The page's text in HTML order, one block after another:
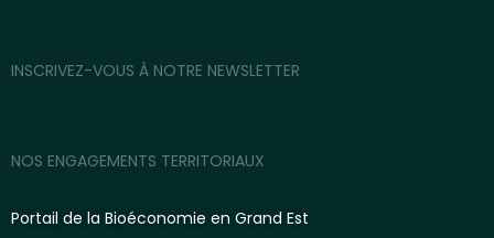
INSCRIVEZ-VOUS À NOTRE NEWSLETTER
NOS ENGAGEMENTS TERRITORIAUX
Portail de la Bioéconomie en Grand Est